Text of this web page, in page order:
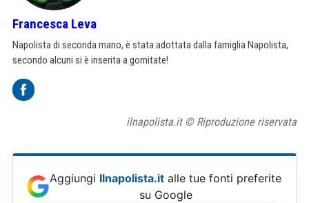
Francesca Leva
Napolista di seconda mano, è stata adottata dalla famiglia Napolista,
secondo alcuni si è inserita a gomitate!
ilnapolista.it © Riproduzione riservata
Aggiungi Ilnapolista.it alle tue fonti preferite
su Google